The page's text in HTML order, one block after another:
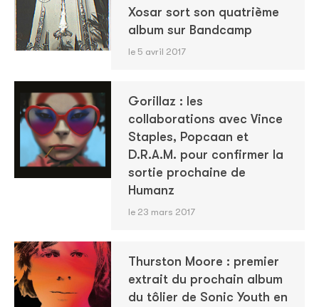
Xosar sort son quatrième
album sur Bandcamp
le 5 avril 2017
Gorillaz : les
collaborations avec Vince
Staples, Popcaan et
D.R.A.M. pour confirmer la
sortie prochaine de
Humanz
le 23 mars 2017
Thurston Moore : premier
extrait du prochain album
du tôlier de Sonic Youth en